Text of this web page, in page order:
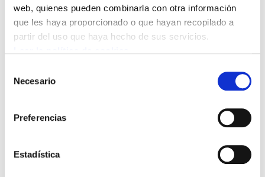
web, quienes pueden combinarla con otra información
que les haya proporcionado o que hayan recopilado a
partir del uso que haya hecho de sus servicios.
Necesario
Preferencias
Estadística
POLÍTICA DE COOKIES
CANAL DE INFORMACIÓN
POLÍTICA DE PRIVACIDAD
MAPA DEL SITIO
ACCESIBILIDAD
Barrainkua 13 - 48009 Bilbo -
Telf. +33 (0) 559 25 65 52